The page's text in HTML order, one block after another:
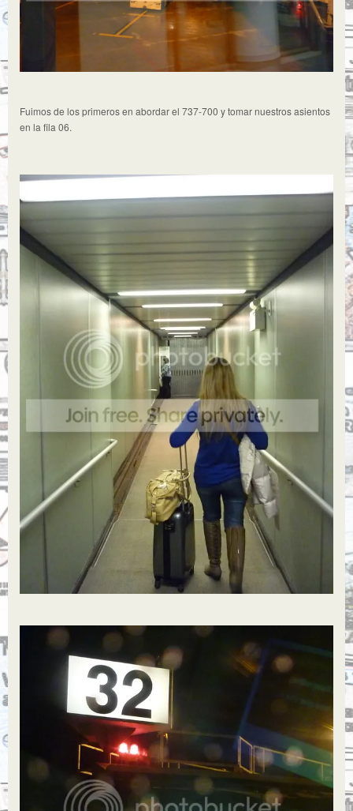
Fuimos de los primeros en abordar el 737-700 y tomar nuestros asientos
en la fila 06.